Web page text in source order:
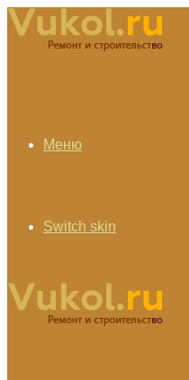
Меню
Switch skin